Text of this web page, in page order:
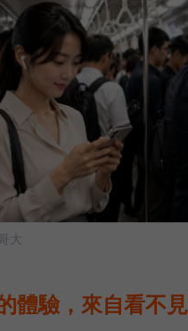
大
體驗，來自看不